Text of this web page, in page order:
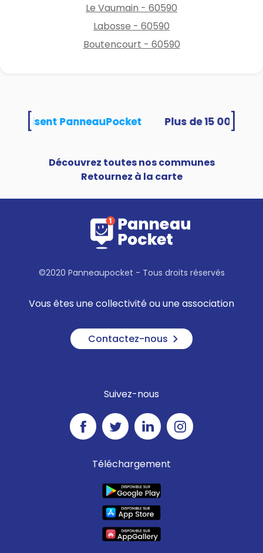
Le Vaumain - 60590
Labosse - 60590
Boutencourt - 60590
utilisent PanneauPocket
Découvrez toutes nos communes
Retournez à la carte
©2020 Panneaupocket - Tous droits réservés
Vous êtes une collectivité ou une association
Contactez-nous
Suivez-nous
Téléchargement